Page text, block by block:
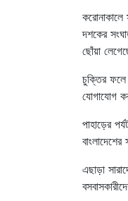
করোনাকালে
দশকের
ছোঁয়া
চুক্তির ফলে
যোগাযোগ
পাহাড়ের
এছাড়া